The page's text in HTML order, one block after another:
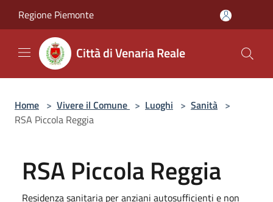
Regione Piemonte
Città di Venaria Reale
Home > Vivere il Comune > Luoghi > Sanità >
RSA Piccola Reggia
RSA Piccola Reggia
Residenza sanitaria per anziani autosufficienti e non